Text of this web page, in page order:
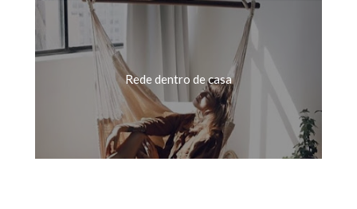
Rede dentro de casa